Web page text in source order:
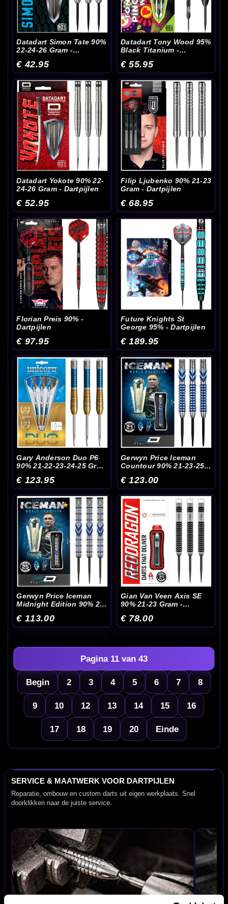
Datadart Simon Tate 90%
22-24-26 Gram -
€ 42.95
Datadart Tony Wood 95%
Black Titanium -
€ 55.95
Datadart Yokote 90% 22-
24-26 Gram - Dartpijlen
€ 52.95
Filip Ljubenko 90% 21-23
Gram - Dartpijlen
€ 68.95
Florian Preis 90% -
Dartpijlen
€ 97.95
Future Knights St
George 95% - Dartpijlen
€ 189.95
Gary Anderson Duo P6
90% 21-22-23-24-25 Gram
€ 123.95
Gerwyn Price Iceman
Countour 90% 21-23-25
€ 123.00
Gerwyn Price Iceman
Midnight Edition 90% 23-
€ 113.00
Gian Van Veen Axis SE
90% 21-23 Gram -
€ 78.00
Begin 2 3 4 5 6 7 8
9 10
Pagina 11 van 43
12 13 14 15 16
17 18 19 20 Einde
SERVICE & MAATWERK VOOR DARTPIJLEN
Reparatie, ombouw en custom darts uit eigen werkplaats. Snel
doorklikken naar de juiste service.